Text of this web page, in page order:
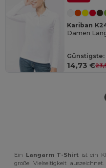
Kariban
Damen
Günstigste:
14,73 €
Ein Langarm T-Shirt ist ein
große Vielseitigkeit